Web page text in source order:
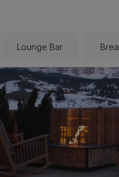
Lounge Bar